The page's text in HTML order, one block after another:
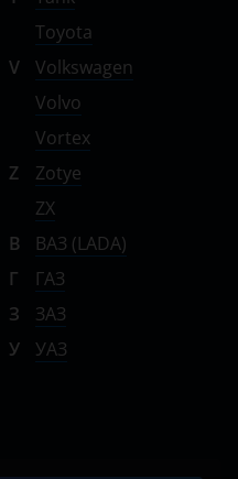
Toyota
V
Volkswagen
Volvo
Vortex
Z
Zotye
ZX
В
ВАЗ (LADA)
Г
ГАЗ
З
ЗАЗ
У
УАЗ